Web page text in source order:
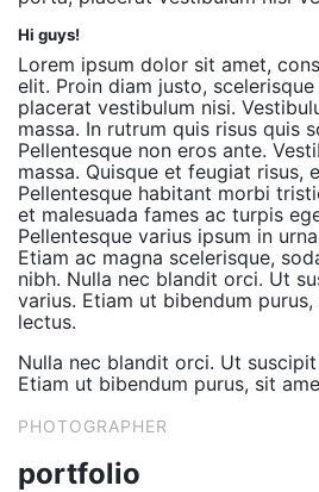
Hi guys!
Lorem ipsum dolor sit amet,
elit. Proin diam justo,
placerat vestibulum nisi.
massa. In rutrum quis risus quis
Pellentesque non eros ante.
massa. Quisque et feugiat risus,
Pellentesque habitant morbi
et malesuada fames ac turpis
Pellentesque varius ipsum in
Etiam ac magna scelerisque,
nibh. Nulla nec blandit orci. Ut
varius. Etiam ut bibendum
lectus.
Nulla nec blandit orci. Ut
Etiam ut bibendum purus, sit
PHOTOGRAPHER
portfolio